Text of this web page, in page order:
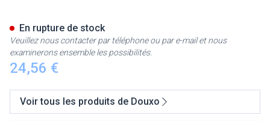
24,56 €
En rupture de stock
Veuillez nous contacter par téléphone ou par e-mail et nous
examinerons ensemble les possibilités.
Voir tous les produits de Douxo